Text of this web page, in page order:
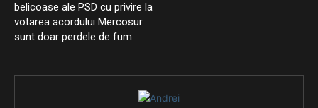
belicoase ale PSD cu privire la
votarea acordului Mercosur
sunt doar perdele de fum